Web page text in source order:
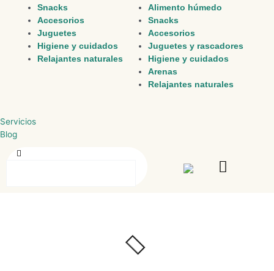
Snacks
Accesorios
Juguetes
Higiene y cuidados
Relajantes naturales
Alimento húmedo
Snacks
Accesorios
Juguetes y rascadores
Higiene y cuidados
Arenas
Relajantes naturales
Servicios
Blog
BuscarBuscar